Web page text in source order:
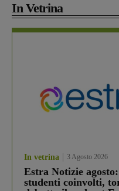
In Vetrina
In vetrina 3 Agosto 2026
Estra Notizie
studenti coinvolti,